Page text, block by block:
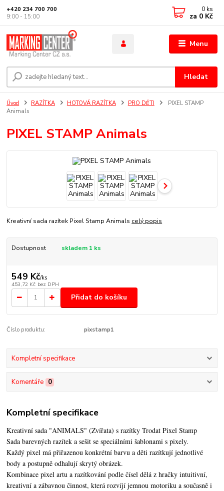
Menu
Hledat
+420 234 700 700
9:00 - 15:00
0 ks
za 0 Kč
Úvod RAZÍTKA HOTOVÁ RAZÍTKA PRO DĚTI
PIXEL STAMP
Animals
PIXEL STAMP Animals
Kreativní sada razítek Pixel Stamp Animals celý popis
Dostupnost skladem 1 ks
549 Kč/ks
453,72 Kč bez DPH
Přidat do košíku
Číslo produktu: pixstamp1
Kompletní specifikace
Komentáře 0
Kompletní specifikace
Kreativní sada "ANIMALS" (Zvířata) s razítky Trodat Pixel Stamp
Sada barevných razítek a sešit se speciálními šablonami s pixely.
Každý pixel má přiřazenou konkrétní barvu a děti razítkují jednotlivé
body a postupně odhalují skrytý obrázek.
Kombinace pixel artu a razítkování podle čísel dělá z hračky intuitivní,
kreativní a zábavnou činnost, která rozvíjí jemnou motoriku a současně i